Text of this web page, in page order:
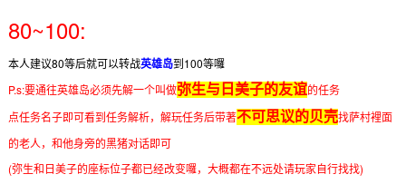
80~100:
本人建议80等后就可以转战英雄岛到100等囉
P.s:要通往英雄岛必须先解一个叫做弥生与日美子的友谊的任务
点任务名子即可看到任务解析，解玩任务后带著不可思议的贝壳找萨村裡面
的老人，和他身旁的黑猪对话即可
(弥生和日美子的座标位子都已经改变囉，大概都在不远处请玩家自行找找)